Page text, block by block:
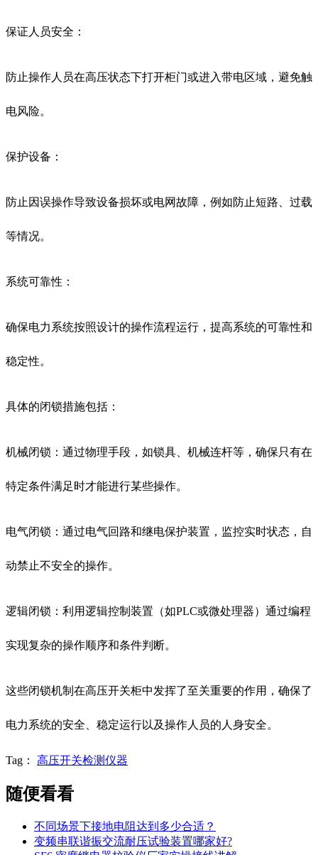
保证人员安全：
防止操作人员在高压状态下打开柜门或进入带电区域，避免触
电风险。
保护设备：
防止因误操作导致设备损坏或电网故障，例如防止短路、过载
等情况。
系统可靠性：
确保电力系统按照设计的操作流程运行，提高系统的可靠性和
稳定性。
具体的闭锁措施包括：
机械闭锁：通过物理手段，如锁具、机械连杆等，确保只有在
特定条件满足时才能进行某些操作。
电气闭锁：通过电气回路和继电保护装置，监控实时状态，自
动禁止不安全的操作。
逻辑闭锁：利用逻辑控制装置（如PLC或微处理器）通过编程
实现复杂的操作顺序和条件判断。
这些闭锁机制在高压开关柜中发挥了至关重要的作用，确保了
电力系统的安全、稳定运行以及操作人员的人身安全。
Tag： 高压开关检测仪器
随便看看
不同场景下接地电阻达到多少合适？
变频串联谐振交流耐压试验装置哪家好?